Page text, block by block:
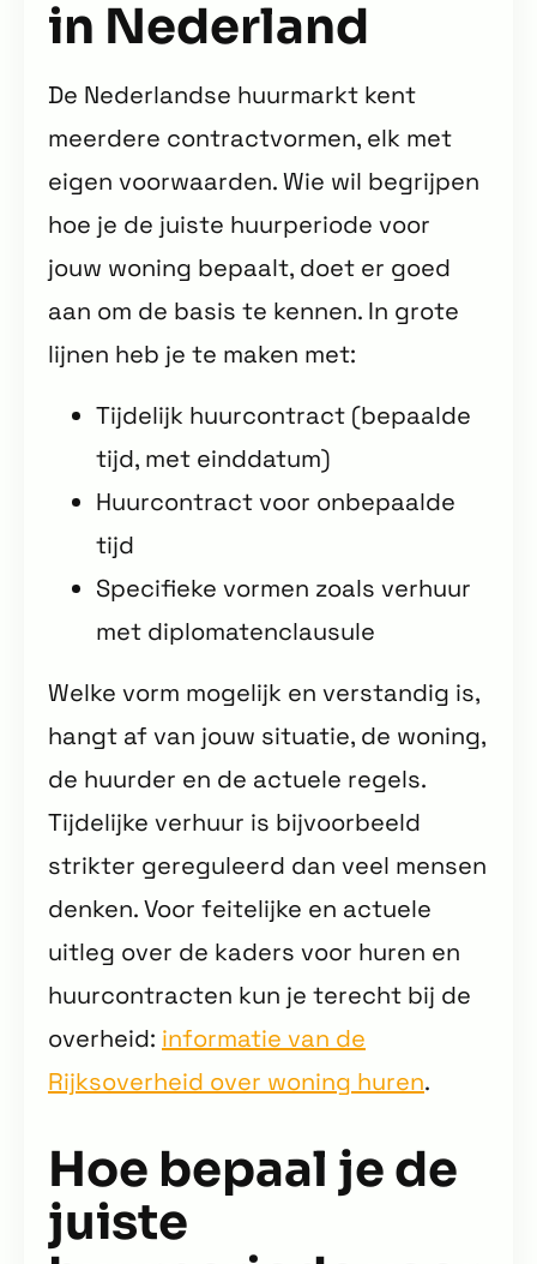
in Nederland
De Nederlandse huurmarkt kent
meerdere contractvormen, elk met
eigen voorwaarden. Wie wil begrijpen
hoe je de juiste huurperiode voor
jouw woning bepaalt, doet er goed
aan om de basis te kennen. In grote
lijnen heb je te maken met:
Tijdelijk huurcontract (bepaalde
tijd, met einddatum)
Huurcontract voor onbepaalde
tijd
Specifieke vormen zoals verhuur
met diplomatenclausule
Welke vorm mogelijk en verstandig is,
hangt af van jouw situatie, de woning,
de huurder en de actuele regels.
Tijdelijke verhuur is bijvoorbeeld
strikter gereguleerd dan veel mensen
denken. Voor feitelijke en actuele
uitleg over de kaders voor huren en
huurcontracten kun je terecht bij de
overheid: informatie van de
Rijksoverheid over woning huren.
Hoe bepaal je de
juiste